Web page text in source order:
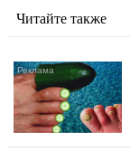
Читайте также